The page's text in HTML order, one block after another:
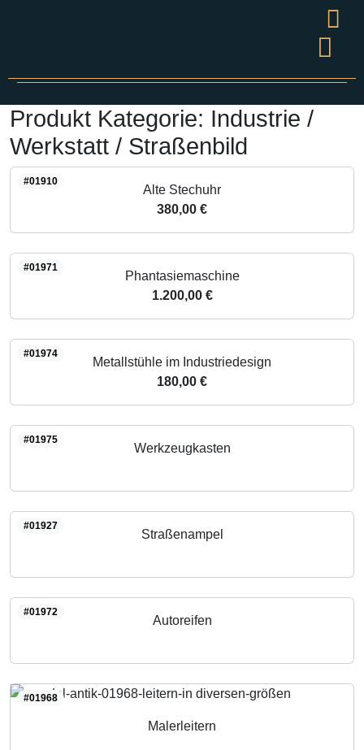
Produkt Kategorie: Industrie /
Werkstatt / Straßenbild
#01910
Alte Stechuhr
380,00 €
#01971
Phantasiemaschine
1.200,00 €
#01974
Metallstühle im Industriedesign
180,00 €
#01975
Werkzeugkasten
#01927
Straßenampel
#01972
Autoreifen
#01968
Malerleitern